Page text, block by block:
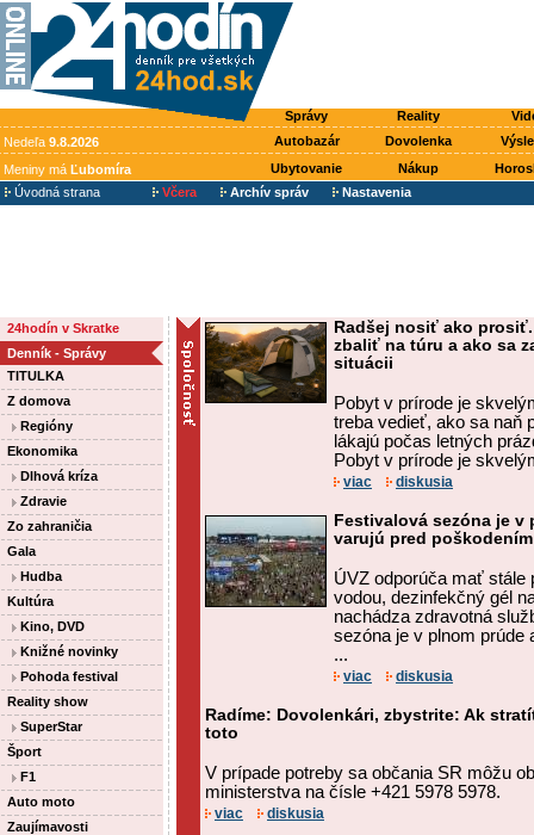
Správy Reality
Nedeľa 9.8.2026 Autobazár Dovolenka
Meniny má Ľubomíra Ubytovanie Nákup
Úvodná strana
Včera Archív správ Nastavenia
24hodín v Skratke
Denník - Správy
TITULKA
Z domova
Regióny
Ekonomika
Dlhová kríza
Zdravie
Zo zahraničia
Gala
Hudba
Kultúra
Kino, DVD
Knižné novinky
Pohoda festival
Reality show
SuperStar
Šport
F1
Auto moto
Zaujímavosti
Radšej nosiť ako
zbaliť na túru a ako sa
situácii
Pobyt v prírode je
treba vedieť, ako sa naň
lákajú počas letných
Pobyt v prírode je
viac diskusia
Festivalová sezóna je
varujú pred
ÚVZ odporúča mať stále
vodou, dezinfekčný gél
nachádza zdravotná
sezóna je v plnom prúde
...
viac diskusia
Radíme: Dovolenkári, zbystrite: Ak
toto
V prípade potreby sa občania SR môžu
ministerstva na čísle +421 5978 5978.
viac diskusia